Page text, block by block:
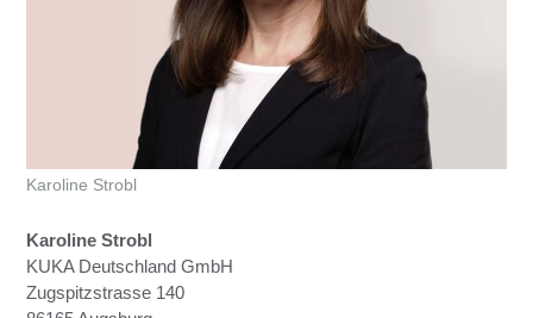
Karoline Strobl
KUKA Deutschland GmbH
Zugspitzstrasse 140
Karoline Strobl